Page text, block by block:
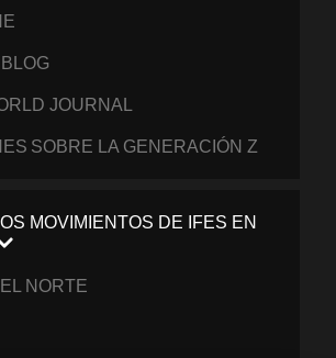
JOURNAL
SOBRE LA GENERACIÓN Z
MOVIMIENTOS DE IFES EN
NORTE